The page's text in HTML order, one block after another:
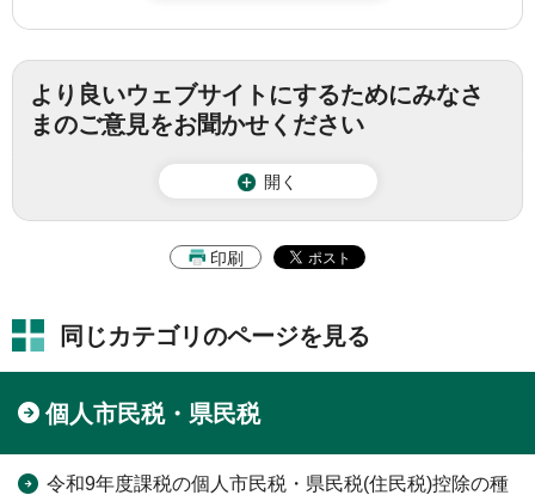
より良いウェブサイトにするためにみなさ
まのご意見をお聞かせください
開く
印刷
同じカテゴリのページを見る
個人市民税・県民税
令和9年度課税の個人市民税・県民税(住民税)控除の種